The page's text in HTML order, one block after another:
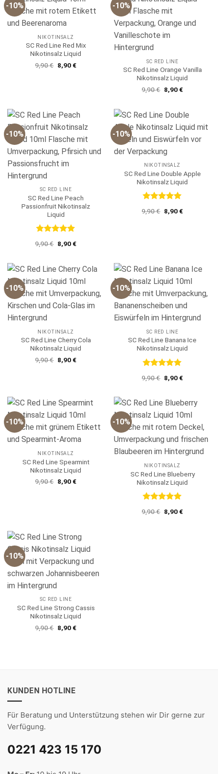
-10%
NIKOTINSALZ
SC Red Line Red Mix
Nikotinsalz Liquid
9,90€ Ursprünglicher
Preis
8,90€Aktueller
-10%
SC RED LINE
SC Red Line Orange Vanilla
Nikotinsalz Liquid
9,90€ Ursprünglicher
Preis
8,90€Aktueller
-10%
SC RED LINE
SC Red Line Peach
Passionfruit Nikotinsalz
Liquid
Bewertet
mit 5 von
9,90€ Ursprünglicher
Preis
8,90€Aktueller
-10%
NIKOTINSALZ
SC Red Line Double Apple
Nikotinsalz Liquid
Bewertet
mit 5 von
9,90€ Ursprünglicher
Preis
8,90€Aktueller
-10%
NIKOTINSALZ
SC Red Line Cherry Cola
Nikotinsalz Liquid
9,90€ Ursprünglicher
Preis
8,90€Aktueller
-10%
SC RED LINE
SC Red Line Banana Ice
Nikotinsalz Liquid
mit 5 von
9,90€ Ursprünglicher
Preis
8,90€Aktueller
-10%
NIKOTINSALZ
SC Red Line Spearmint
Nikotinsalz Liquid
9,90€ Ursprünglicher
Preis
8,90€Aktueller
-10%
NIKOTINSALZ
SC Red Line Blueberry
Nikotinsalz Liquid
mit 5 von
9,90€ Ursprünglicher
Preis
8,90€Aktueller
-10%
SC RED LINE
SC Red Line Strong Cassis
Nikotinsalz Liquid
9,90€ Ursprünglicher
Preis
8,90€Aktueller
KUNDEN HOTLINE
Für Beratung und Unterstützung stehen wir Dir gerne zur
Verfügung.
0221 423 15 170